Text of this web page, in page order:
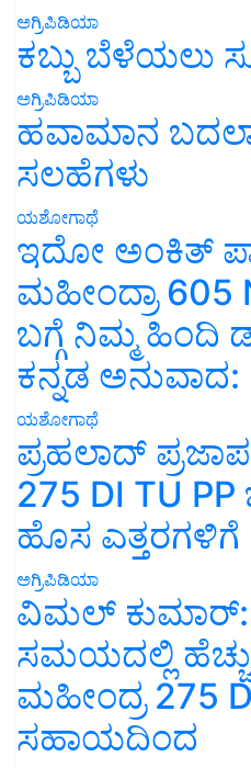
ಅಗ್ರಿಪಿಡಿಯಾ
ಕಬ್ಬು ಬೆಳೆಯಲು
ಅಗ್ರಿಪಿಡಿಯಾ
ಹವಾಮಾನ
ಸಲಹೆಗಳು
ಯಶೋಗಾಥೆ
ಇದೋ ಅಂಕಿತ್
ಮಹೀಂದ್ರಾ 605
ಬಗ್ಗೆ ನಿಮ್ಮ ಹಿಂದಿ
ಕನ್ನಡ ಅನುವಾದ:
ಯಶೋಗಾಥೆ
ಪ್ರಹಲಾದ್
275 DI TU
ಹೊಸ ಎತ್ತರಗಳಿಗೆ
ಅಗ್ರಿಪಿಡಿಯಾ
ವಿಮಲ್
ಸಮಯದಲ್ಲಿ
ಮಹೀಂದ್ರ 275
ಸಹಾಯದಿಂದ